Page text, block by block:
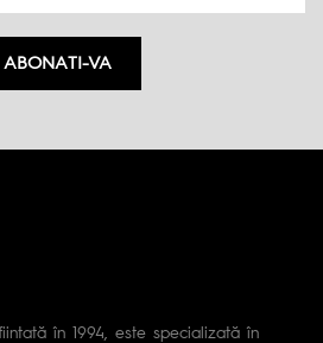
ABONATI-VA
în 1994, este specializată în